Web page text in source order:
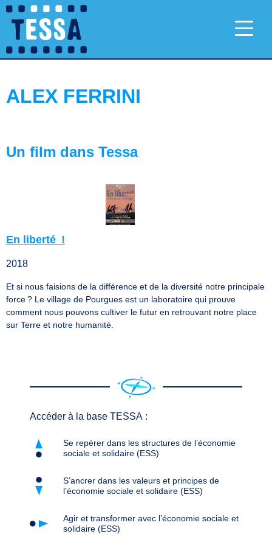
ALEX FERRINI
Un film dans Tessa
En liberté !
2018
Et si nous faisions de la différence et de la diversité notre principale
force ? Le village de Pourgues est un laboratoire qui prouve
comment nous pouvons cultiver le futur en retrouvant notre place
sur Terre et notre humanité.
Accéder à la base TESSA :
Se repérer dans les structures de l’économie
sociale et solidaire (ESS)
S’ancrer dans les valeurs et principes de
l’économie sociale et solidaire (ESS)
Agir et transformer avec l’économie sociale et
solidaire (ESS)